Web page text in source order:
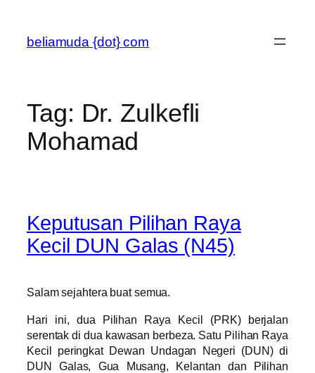
content
beliamuda {dot} com
Tag: Dr. Zulkefli
Mohamad
Keputusan Pilihan Raya
Kecil DUN Galas (N45)
Salam sejahtera buat semua.
Hari ini, dua Pilihan Raya Kecil (PRK) berjalan
serentak di dua kawasan berbeza. Satu Pilihan Raya
Kecil peringkat Dewan Undagan Negeri (DUN) di
DUN Galas, Gua Musang, Kelantan dan Pilihan